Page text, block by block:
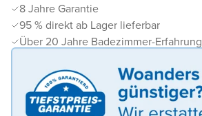
8 Jahre Garantie
95 % direkt ab Lager lieferbar
Über 20 Jahre Badezimmer-Erfahrung